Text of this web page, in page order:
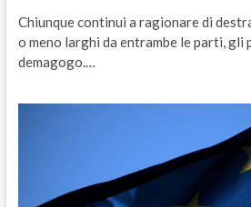
Chiunque continui a ragionare di
o meno larghi da entrambe le parti, gli
demagogo.…